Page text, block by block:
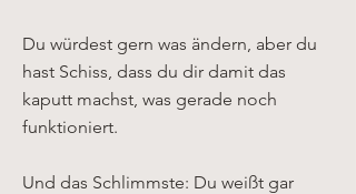
Du würdest gern was ändern, aber du
hast Schiss, dass du dir damit das
kaputt machst, was gerade noch
funktioniert.
Und das Schlimmste: Du weißt gar